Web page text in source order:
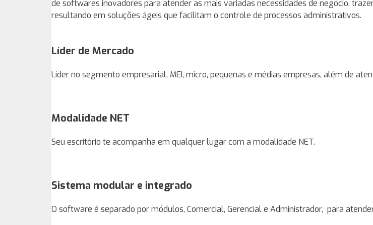
de softwares inovadores para atender as mais variadas necessidades de negócio,
resultando em soluções ágeis que facilitam o controle de processos administrativos.
Líder de Mercado
Líder no segmento empresarial, MEI, micro, pequenas e médias empresas, além de
Modalidade NET
Seu escritório te acompanha em qualquer lugar com a modalidade NET.
Sistema modular e integrado
O software é separado por módulos, Comercial, Gerencial e Administrador, para